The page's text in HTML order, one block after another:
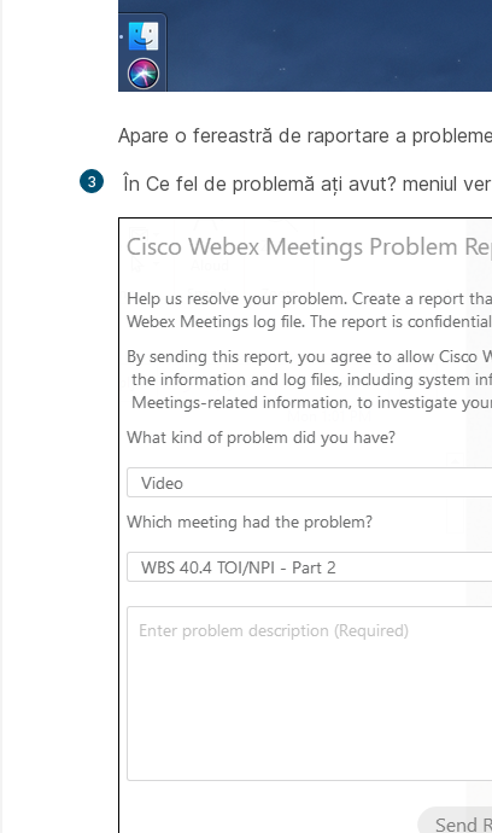
Apare o fereastră de raportare a
În Ce fel de problemă ați avut? meniul